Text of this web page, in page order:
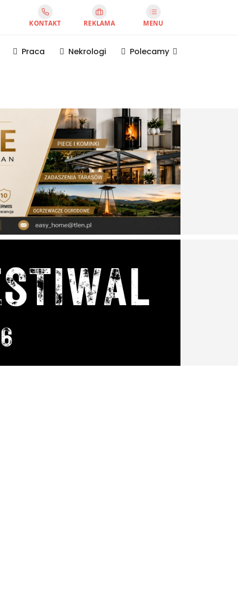
KONTAKT REKLAMA MENU
Praca Nekrologi Polecamy